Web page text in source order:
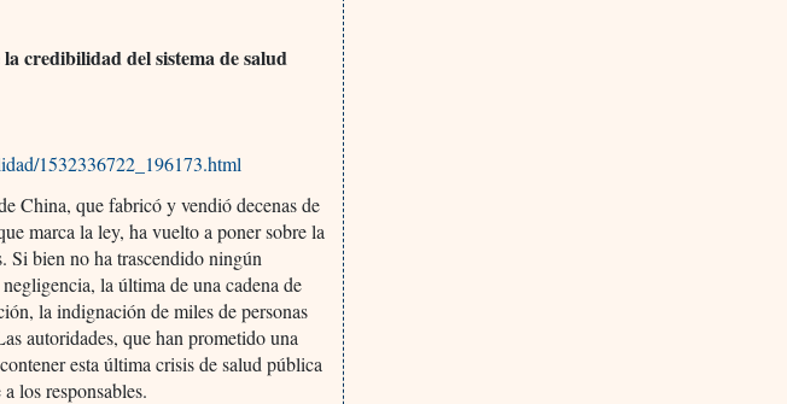
credibilidad del sistema de salud
1532336722_196173.html
China, que fabricó y vendió decenas de
marca la ley, ha vuelto a poner sobre la
Si bien no ha trascendido ningún
la última de una cadena de
la indignación de miles de personas
autoridades, que han prometido una
esta última crisis de salud pública
los responsables.